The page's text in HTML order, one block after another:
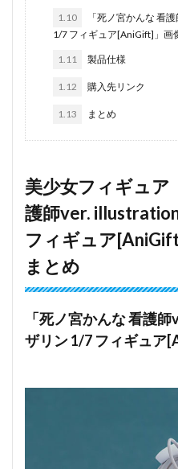
1.10
「死ノ宮かんな 看
1/7 フィギュア[AniGift]」画
1.11 製品仕様
1.12 購入先リンク
1.13 まとめ
美少女フィギュア
護師ver.
フィギュア
まとめ
「死ノ宮かんな 看護
ザリン 1/7 フィギュア